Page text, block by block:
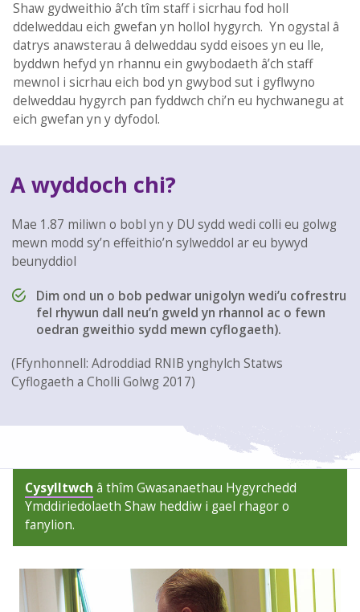
Shaw gydweithio â’ch tîm staff i sicrhau fod holl
ddelweddau eich gwefan yn hollol hygyrch. Yn ogystal â
datrys anawsterau â delweddau sydd eisoes yn eu lle,
byddwn hefyd yn rhannu ein gwybodaeth â’ch staff
mewnol i sicrhau eich bod yn gwybod sut i gyflwyno
delweddau hygyrch pan fyddwch chi’n eu hychwanegu at
eich gwefan yn y dyfodol.
A wyddoch chi?
Mae 1.87 miliwn o bobl yn y DU sydd wedi colli eu golwg
mewn modd sy’n effeithio’n sylweddol ar eu bywyd
beunyddiol
Dim ond un o bob pedwar unigolyn wedi’u cofrestru
fel rhywun dall neu’n gweld yn rhannol ac o fewn
oedran gweithio sydd mewn cyflogaeth).
(Ffynhonnell: Adroddiad RNIB ynghylch Statws
Cyflogaeth a Cholli Golwg 2017)
Cysylltwch â thîm Gwasanaethau Hygyrchedd
Ymddiriedolaeth Shaw heddiw i gael rhagor o
fanylion.